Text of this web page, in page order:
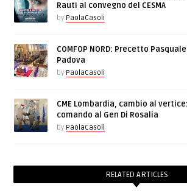
Rauti al convegno del CESMA
by PaolaCasoli
COMFOP NORD: Precetto
Padova
by PaolaCasoli
CME Lombardia, cambio al
comando al Gen Di Rosalia
by PaolaCasoli
RELATED ARTICLES